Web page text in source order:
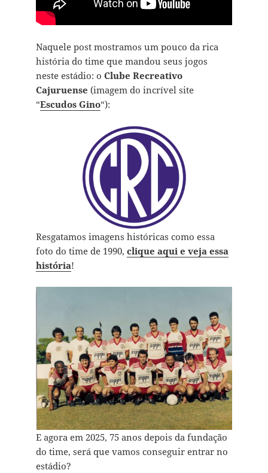
Naquele post mostramos um pouco da rica
história do time que mandou seus jogos
neste estádio: o Clube Recreativo
Cajuruense (imagem do incrível site
“Escudos Gino“):
Resgatamos imagens históricas como essa
foto do time de 1990, clique aqui e veja essa
história!
E agora em 2025, 75 anos depois da fundação
do time, será que vamos conseguir entrar no
estádio?